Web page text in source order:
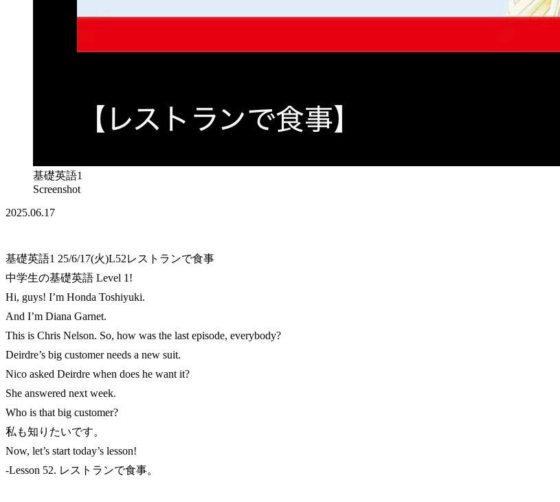
基礎英語1
Screenshot
2025.06.17
基礎英語1 25/6/17(火)L52レストランで食事
中学生の基礎英語 Level 1!
Hi, guys! I’m Honda Toshiyuki.
And I’m Diana Garnet.
This is Chris Nelson. So, how was the last episode, everybody?
Deirdre’s big customer needs a new suit.
Nico asked Deirdre when does he want it?
She answered next week.
Who is that big customer?
私も知りたいです。
Now, let’s start today’s lesson!
-Lesson 52. レストランで食事。